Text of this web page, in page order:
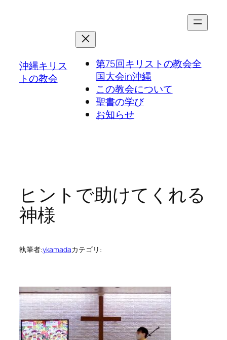
沖縄キリス
トの教会
第75回キリストの教会全
国大会in沖縄
この教会について
聖書の学び
お知らせ
ヒントで助けてくれる
神様
執筆者:ykamadaカテゴリ: